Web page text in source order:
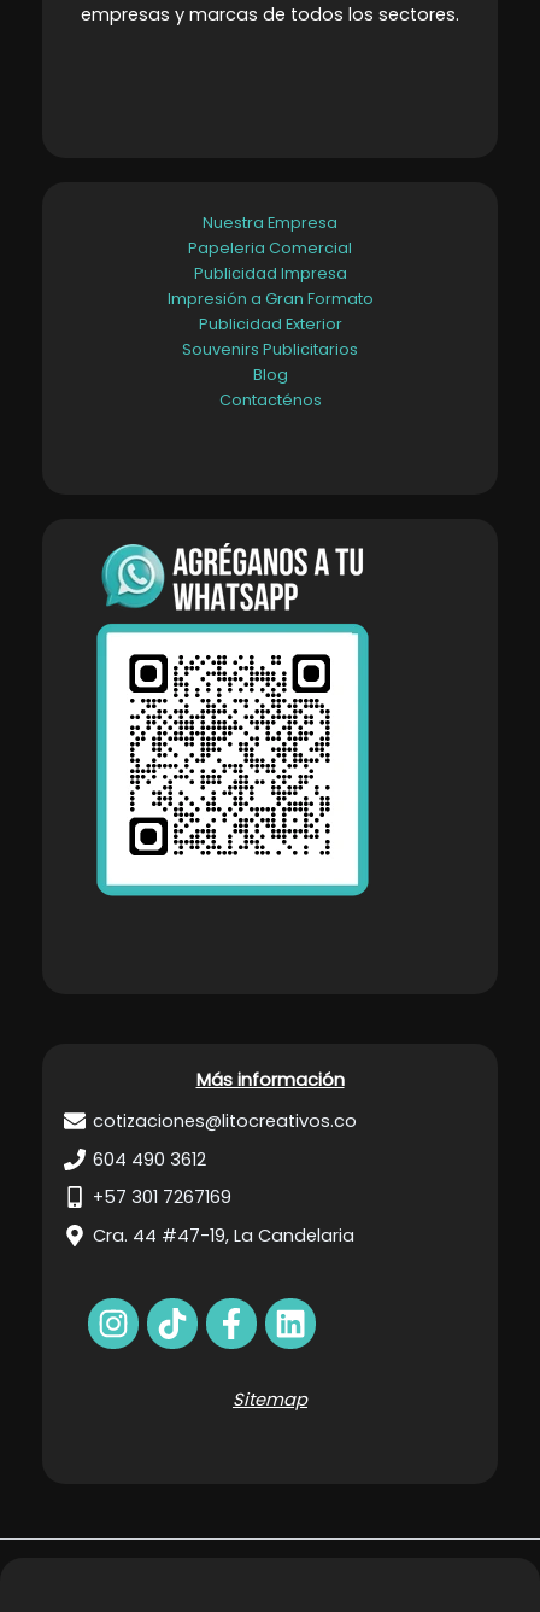
empresas y marcas de todos los sectores.
Nuestra Empresa
Papeleria Comercial
Publicidad Impresa
Impresión a Gran Formato
Publicidad Exterior
Souvenirs Publicitarios
Blog
Contacténos
Más información
cotizaciones@litocreativos.co
604 490 3612
+57 301 7267169
Cra. 44 #47-19, La Candelaria
Sitemap